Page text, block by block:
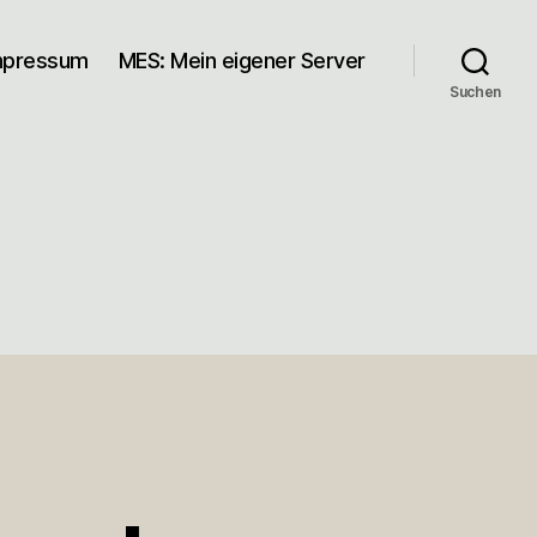
MES: Mein eigener Server
Suchen